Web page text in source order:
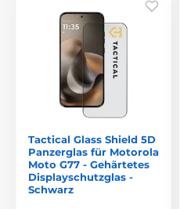
Tactical Glass Shield 5D
Panzerglas für Motorola
Moto G77 - Gehärtetes
Displayschutzglas -
Schwarz